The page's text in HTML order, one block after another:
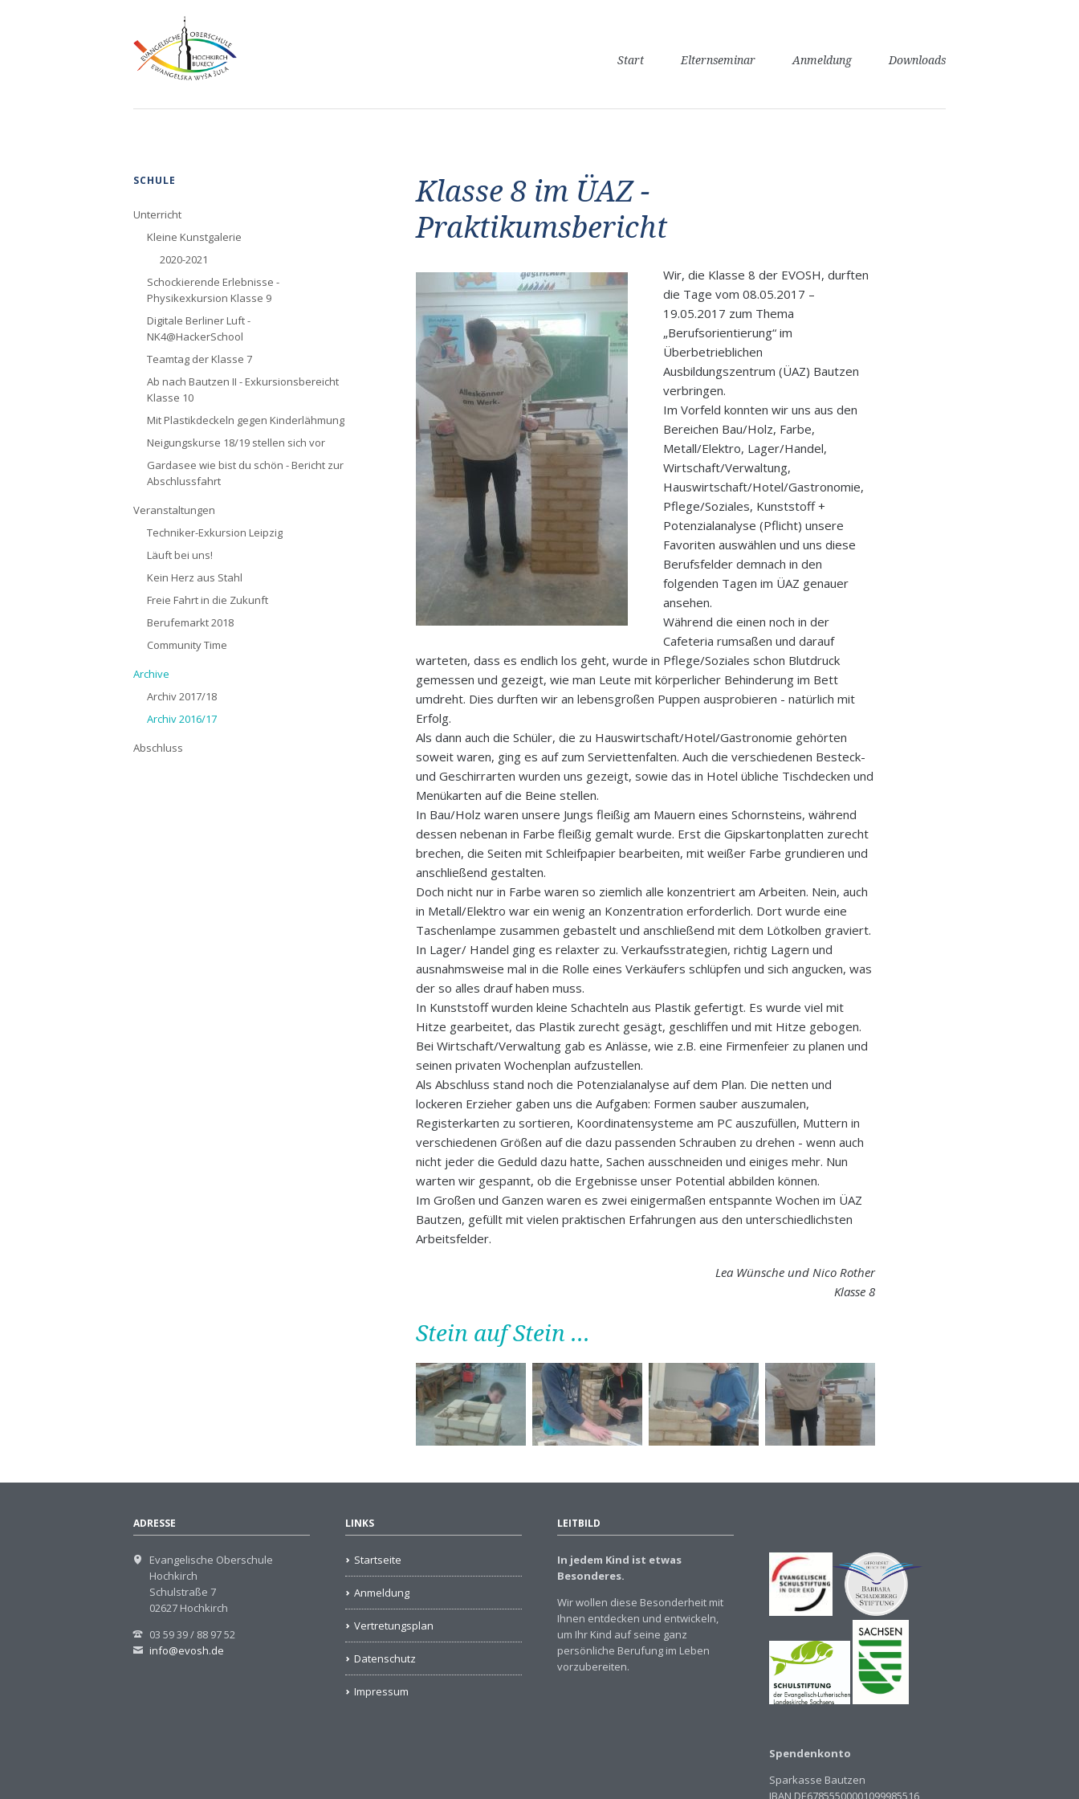
Navigation
Start Elternseminar Anmeldung Downloads
Klasse 8 im ÜAZ -
Praktikumsbericht
Wir, die Klasse 8 der EVOSH, durften
die Tage vom 08.05.2017 –
19.05.2017 zum Thema
„Berufsorientierung“ im
Überbetrieblichen
Ausbildungszentrum (ÜAZ) Bautzen
verbringen.
Im Vorfeld konnten wir uns aus den
Bereichen Bau/Holz, Farbe,
Metall/Elektro, Lager/Handel,
Wirtschaft/Verwaltung,
Hauswirtschaft/Hotel/Gastronomie,
Pflege/Soziales, Kunststoff +
Potenzialanalyse (Pflicht) unsere
Favoriten auswählen und uns diese
Berufsfelder demnach in den
folgenden Tagen im ÜAZ genauer
ansehen.
Während die einen noch in der
Cafeteria rumsaßen und darauf
warteten, dass es endlich los geht, wurde in Pflege/Soziales schon Blutdruck
gemessen und gezeigt, wie man Leute mit körperlicher Behinderung im Bett
umdreht. Dies durften wir an lebensgroßen Puppen ausprobieren - natürlich mit
Erfolg.
Als dann auch die Schüler, die zu Hauswirtschaft/Hotel/Gastronomie gehörten
soweit waren, ging es auf zum Serviettenfalten. Auch die verschiedenen Besteck-
und Geschirrarten wurden uns gezeigt, sowie das in Hotel übliche Tischdecken und
Menükarten auf die Beine stellen.
In Bau/Holz waren unsere Jungs fleißig am Mauern eines Schornsteins, während
dessen nebenan in Farbe fleißig gemalt wurde. Erst die Gipskartonplatten zurecht
brechen, die Seiten mit Schleifpapier bearbeiten, mit weißer Farbe grundieren und
anschließend gestalten.
Doch nicht nur in Farbe waren so ziemlich alle konzentriert am Arbeiten. Nein, auch
in Metall/Elektro war ein wenig an Konzentration erforderlich. Dort wurde eine
Taschenlampe zusammen gebastelt und anschließend mit dem Lötkolben graviert.
In Lager/ Handel ging es relaxter zu. Verkaufsstrategien, richtig Lagern und
ausnahmsweise mal in die Rolle eines Verkäufers schlüpfen und sich angucken, was
der so alles drauf haben muss.
In Kunststoff wurden kleine Schachteln aus Plastik gefertigt. Es wurde viel mit
Hitze gearbeitet, das Plastik zurecht gesägt, geschliffen und mit Hitze gebogen.
Bei Wirtschaft/Verwaltung gab es Anlässe, wie z.B. eine Firmenfeier zu planen und
seinen privaten Wochenplan aufzustellen.
Als Abschluss stand noch die Potenzialanalyse auf dem Plan. Die netten und
lockeren Erzieher gaben uns die Aufgaben: Formen sauber auszumalen,
Registerkarten zu sortieren, Koordinatensysteme am PC auszufüllen, Muttern in
verschiedenen Größen auf die dazu passenden Schrauben zu drehen - wenn auch
nicht jeder die Geduld dazu hatte, Sachen ausschneiden und einiges mehr. Nun
warten wir gespannt, ob die Ergebnisse unser Potential abbilden können.
Im Großen und Ganzen waren es zwei einigermaßen entspannte Wochen im ÜAZ
Bautzen, gefüllt mit vielen praktischen Erfahrungen aus den unterschiedlichsten
Arbeitsfelder.
Lea Wünsche und Nico Rother
Klasse 8
Stein auf Stein ...
Navigation
SCHULE
Unterricht
Kleine Kunstgalerie
2020-2021
Schockierende Erlebnisse -
Physikexkursion Klasse 9
Digitale Berliner Luft -
NK4@HackerSchool
Teamtag der Klasse 7
Ab nach Bautzen II - Exkursionsbereicht
Klasse 10
Mit Plastikdeckeln gegen Kinderlähmung
Neigungskurse 18/19 stellen sich vor
Gardasee wie bist du schön - Bericht zur
Abschlussfahrt
Veranstaltungen
Techniker-Exkursion Leipzig
Läuft bei uns!
Kein Herz aus Stahl
Freie Fahrt in die Zukunft
Berufemarkt 2018
Community Time
Archive
Archiv 2017/18
Archiv 2016/17
Abschluss
ADRESSE
Evangelische Oberschule
Hochkirch
Schulstraße 7
02627 Hochkirch
03 59 39 / 88 97 52
info@evosh.de
LINKS
Startseite
Anmeldung
Vertretungsplan
Datenschutz
Impressum
LEITBILD
In jedem Kind ist etwas
Besonderes.
Wir wollen diese Besonderheit mit
Ihnen entdecken und entwickeln,
um Ihr Kind auf seine ganz
persönliche Berufung im Leben
vorzubereiten.
Spendenkonto
Sparkasse Bautzen
IBAN DE67855500001099985516